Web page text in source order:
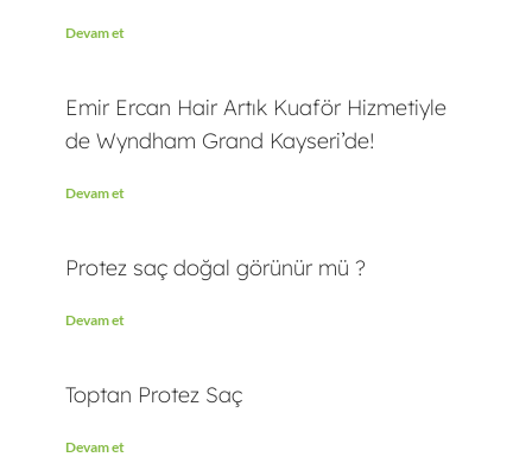
Devam et
Emir Ercan Hair Artık Kuaför Hizmetiyle
de Wyndham Grand Kayseri’de!
Devam et
Protez saç doğal görünür mü ?
Devam et
Toptan Protez Saç
Devam et